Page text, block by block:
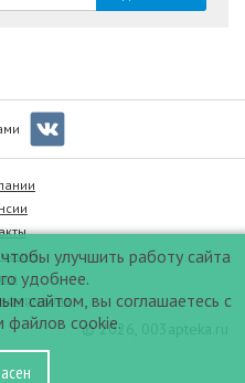
© 2026, 003apteka.ru
улучшить работу сайта
удобнее.
сайтом, вы соглашаетесь с
файлов cookie.